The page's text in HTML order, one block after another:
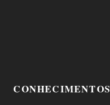
CONHECIMENTOS